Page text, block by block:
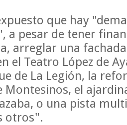
que hay
a pesar de tener
arreglar una
el Teatro López de
de La Legión, la
Montesinos, el
o una pista
otros".